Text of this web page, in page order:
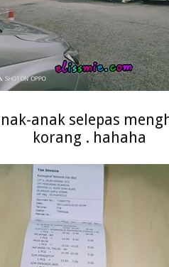
anak selepas
korang . hahaha